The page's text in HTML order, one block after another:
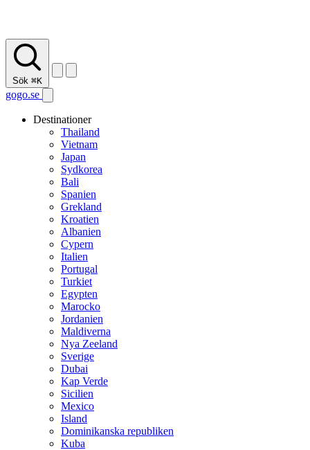
Sök ⌘K
gogo.se
Destinationer
Thailand
Vietnam
Japan
Sydkorea
Bali
Spanien
Grekland
Kroatien
Albanien
Cypern
Italien
Portugal
Turkiet
Egypten
Marocko
Jordanien
Maldiverna
Nya Zeeland
Sverige
Dubai
Kap Verde
Sicilien
Mexico
Island
Dominikanska republiken
Kuba